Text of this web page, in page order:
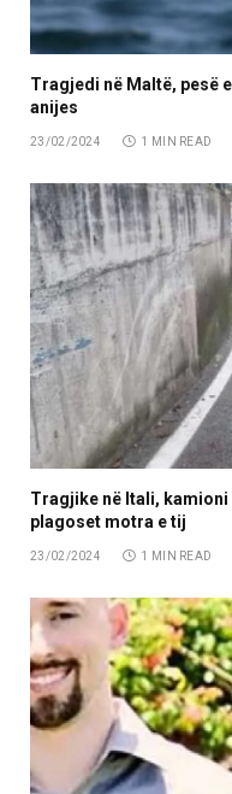
Tragjedi në Maltë, pesë
anijes
23/02/2024 1 MIN READ
Tragjike në Itali,
plagoset motra e tij
23/02/2024 1 MIN READ